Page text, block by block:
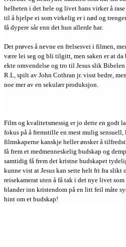
helheten i det hele og livet hans virker å
til å hjelpe ei som virkelig er i nød og
få dypere sår enn det hun allerde har.
Det prøves å nevne en frelsesvei i filmen,
være lei seg og bli tilgitt, men saken er at
ekte omvendelse og tro til Jesus slik Bibelen
R.L, spilt av John Cothran jr. visst bedre,
noe mer av en sekulær produksjon.
Film og kvalitetsmessig er jo dette en godt
fokus på å fremstille en mest mulig
filmskaperne kanskje heller ønsker å
få frem et medmenneskelig budskap og
samtidig få frem det kristne budskapet
kunne vist at Jesus kan sette helt fri fra slikt
reisekamerat uten å få tak i det nye livet
blander inn kristendom på en litt feil måte
hint om et budskap!